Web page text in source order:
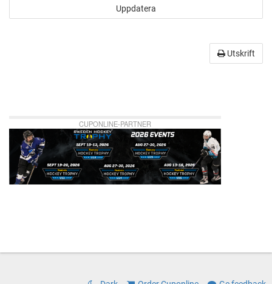
Utskrift
CUPONLINE-PARTNER